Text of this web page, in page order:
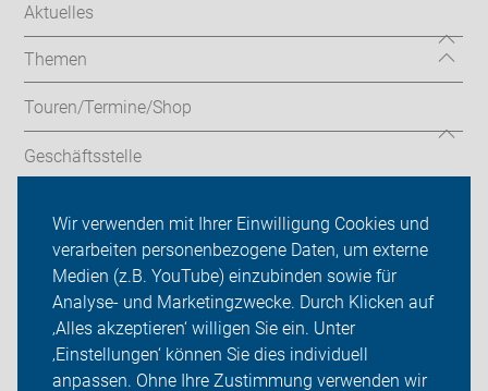
Wir verwenden mit Ihrer Einwilligung Cookies und
verarbeiten personenbezogene Daten, um externe
Medien (z.B. YouTube) einzubinden sowie für
Analyse- und Marketingzwecke. Durch Klicken auf
‚Alles akzeptieren‘ willigen Sie ein. Unter
‚Einstellungen‘ können Sie dies individuell
anpassen. Ohne Ihre Zustimmung verwenden wir
Aktuelles
Themen
Touren/Termine/Shop
Geschäftsstelle
ADFC Hamminkeln
Sei dabei
Presse